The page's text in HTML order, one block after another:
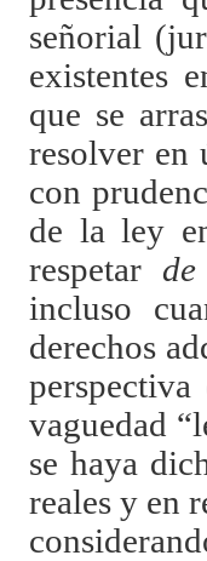
señorial
existentes
que se
resolver en
con
de la ley
respetar
incluso
derechos
vaguedad
se haya
reales y en